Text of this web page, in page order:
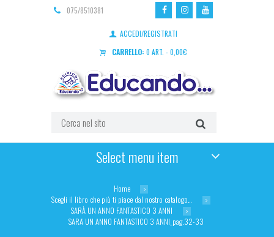
075/8510381
ACCEDI/REGISTRATI
CARRELLO: 0 ART. - 0,00€
Select menu item
Home
Scegli il libro che più ti piace dal nostro catalogo…
SARÀ UN ANNO FANTASTICO 3 ANNI
SARA’ UN ANNO FANTASTICO 3 ANNI_pag.32-33